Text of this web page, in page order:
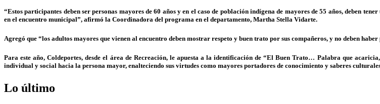
“Estos participantes deben ser personas mayores de 60 años y en el caso de población indígena de mayores de 55 años, deben
en el encuentro municipal”, afirmó la Coordinadora del programa en el departamento, Martha Stella Vidarte.
Agregó que “los adultos mayores que vienen al encuentro deben mostrar respeto y buen trato por sus compañeros, y no deben
Para este año, Coldeportes, desde el área de Recreación, le apuesta a la identificación de “El Buen Trato… Palabra que
individual y social hacia la persona mayor, enalteciendo sus virtudes como mayores portadores de conocimiento y saberes
Lo último